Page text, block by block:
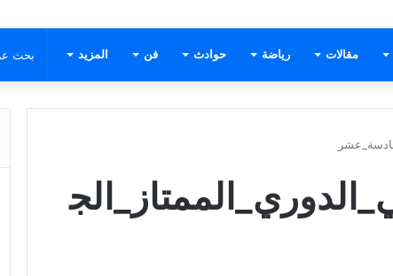
مقالات رياضة حوادث فن المزيد